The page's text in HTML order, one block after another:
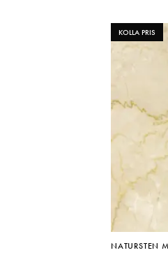
KOLLA PRIS
NATURSTEN